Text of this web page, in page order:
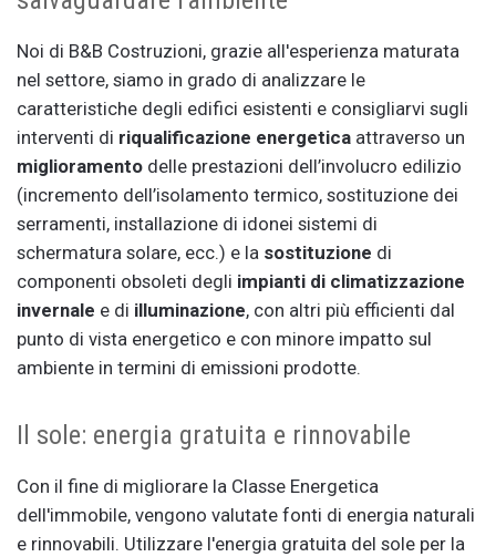
Noi di B&B Costruzioni, grazie all'esperienza maturata
nel settore, siamo in grado di analizzare le
caratteristiche degli edifici esistenti e consigliarvi sugli
interventi di riqualificazione energetica attraverso un
miglioramento delle prestazioni dell’involucro edilizio
(incremento dell’isolamento termico, sostituzione dei
serramenti, installazione di idonei sistemi di
schermatura solare, ecc.) e la sostituzione di
componenti obsoleti degli impianti di climatizzazione
invernale e di illuminazione, con altri più efficienti dal
punto di vista energetico e con minore impatto sul
ambiente in termini di emissioni prodotte.
Il sole: energia gratuita e rinnovabile
Con il fine di migliorare la Classe Energetica
dell'immobile, vengono valutate fonti di energia naturali
e rinnovabili. Utilizzare l'energia gratuita del sole per la